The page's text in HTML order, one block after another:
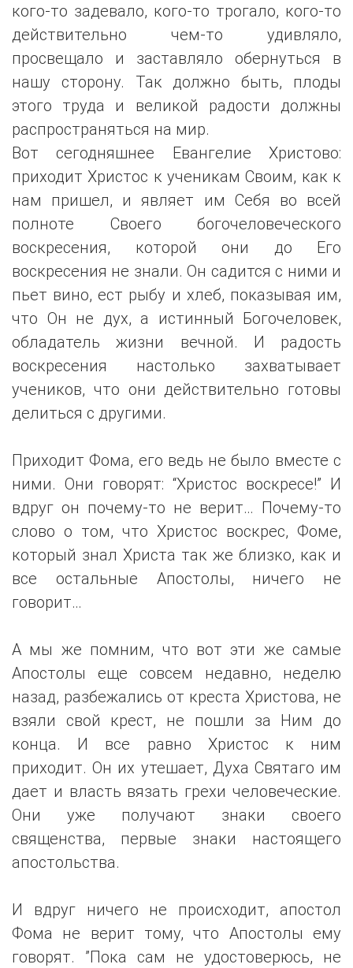
кого-то задевало, кого-то трогало, кого-то
действительно чем-то удивляло,
просвещало и заставляло обернуться в
нашу сторону. Так должно быть, плоды
этого труда и великой радости должны
распространяться на мир.
Вот сегодняшнее Евангелие Христово:
приходит Христос к ученикам Своим, как к
нам пришел, и являет им Себя во всей
полноте Своего богочеловеческого
воскресения, которой они до Его
воскресения не знали. Он садится с ними и
пьет вино, ест рыбу и хлеб, показывая им,
что Он не дух, а истинный Богочеловек,
обладатель жизни вечной. И радость
воскресения настолько захватывает
учеников, что они действительно готовы
делиться с другими.
Приходит Фома, его ведь не было вместе с
ними. Они говорят: “Христос воскресе!” И
вдруг он почему-то не верит… Почему-то
слово о том, что Христос воскрес, Фоме,
который знал Христа так же близко, как и
все остальные Апостолы, ничего не
говорит…
А мы же помним, что вот эти же самые
Апостолы еще совсем недавно, неделю
назад, разбежались от креста Христова, не
взяли свой крест, не пошли за Ним до
конца. И все равно Христос к ним
приходит. Он их утешает, Духа Святаго им
дает и власть вязать грехи человеческие.
Они уже получают знаки своего
священства, первые знаки настоящего
апостольства.
И вдруг ничего не происходит, апостол
Фома не верит тому, что Апостолы ему
говорят. ”Пока сам не удостоверюсь, не